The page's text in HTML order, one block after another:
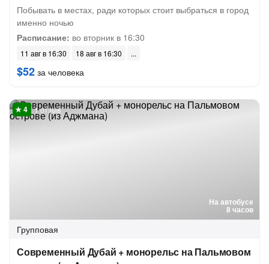
Побывать в местах, ради которых стоит выбраться в город
именно ночью
Расписание: во вторник в 16:30
11 авг в 16:30 18 авг в 16:30
$52 за человека
На автобусе
8 часов
1 отзыв
Групповая
Современный Дубай + монорельс на Пальмовом